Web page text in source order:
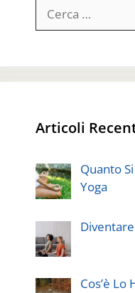
per:
Articoli
Quanto
Yoga
Cos’è Lo